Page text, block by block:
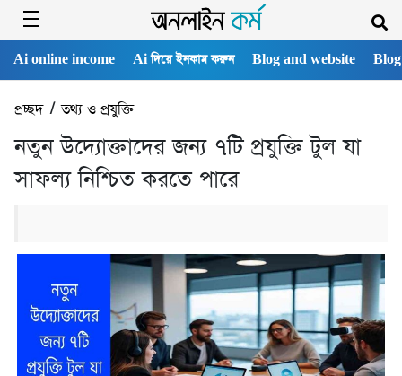
Ai online income Ai দিয়ে ইনকাম করুন Blog and website
প্রচ্ছদ/তথ্য ও প্রযুক্তি
নতুন উদ্যোক্তাদের জন্য ৭টি প্রযুক্তি টুল যা
সাফল্য নিশ্চিত করতে পারে